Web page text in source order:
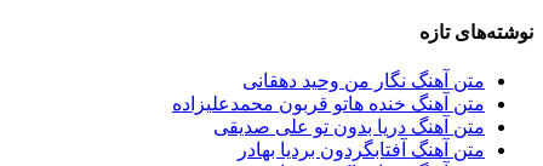
نوشته‌های تازه
متن آهنگ نگار من وحید دهقانی
متن آهنگ خنده هاتو قربون محمدعلیزاده
متن آهنگ دریا بدون تو علی صدیقی
متن آهنگ آفتابگردون بردیا بهادر